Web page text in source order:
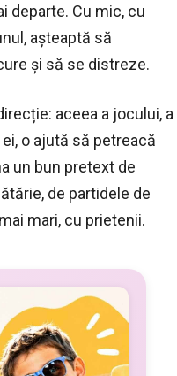
departe. Cu mic, cu
așteaptă să
și să se distreze.
aceea a jocului, a
o ajută să petreacă
un bun pretext de
de partidele de
mari, cu prietenii.